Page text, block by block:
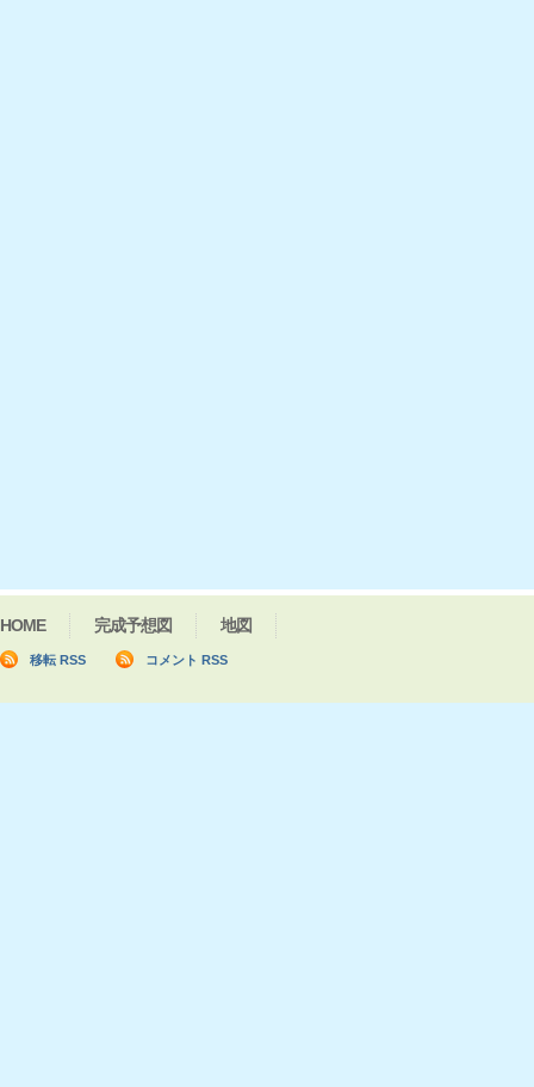
HOME 完成予想図 地図
移転 RSS コメント RSS